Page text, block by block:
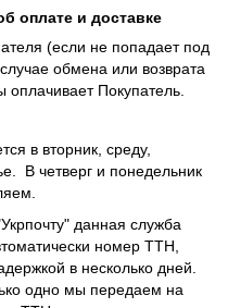
оплате и доставке
(если не попадает под
обмена или возврата
оплачивает Покупатель.
в вторник, среду,
В четверг и понедельник
данная служба
номер ТТН,
в несколько дней.
одно мы передаем на